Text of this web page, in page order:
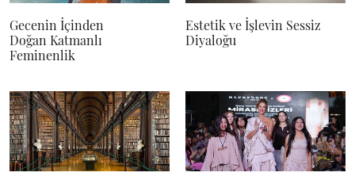
Gecenin İçinden
Doğan Katmanlı
Feminenlik
Estetik ve İşlevin Sessiz
Diyaloğu